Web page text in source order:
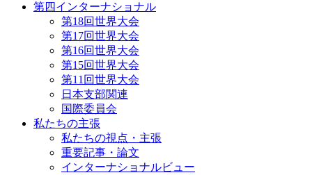
第四インターナショナル
第18回世界大会
第17回世界大会
第16回世界大会
第15回世界大会
第11回世界大会
日本支部関連
国際委員会
私たちの主張
私たちの視点・主張
重要記事・論文
インターナショナルビュー